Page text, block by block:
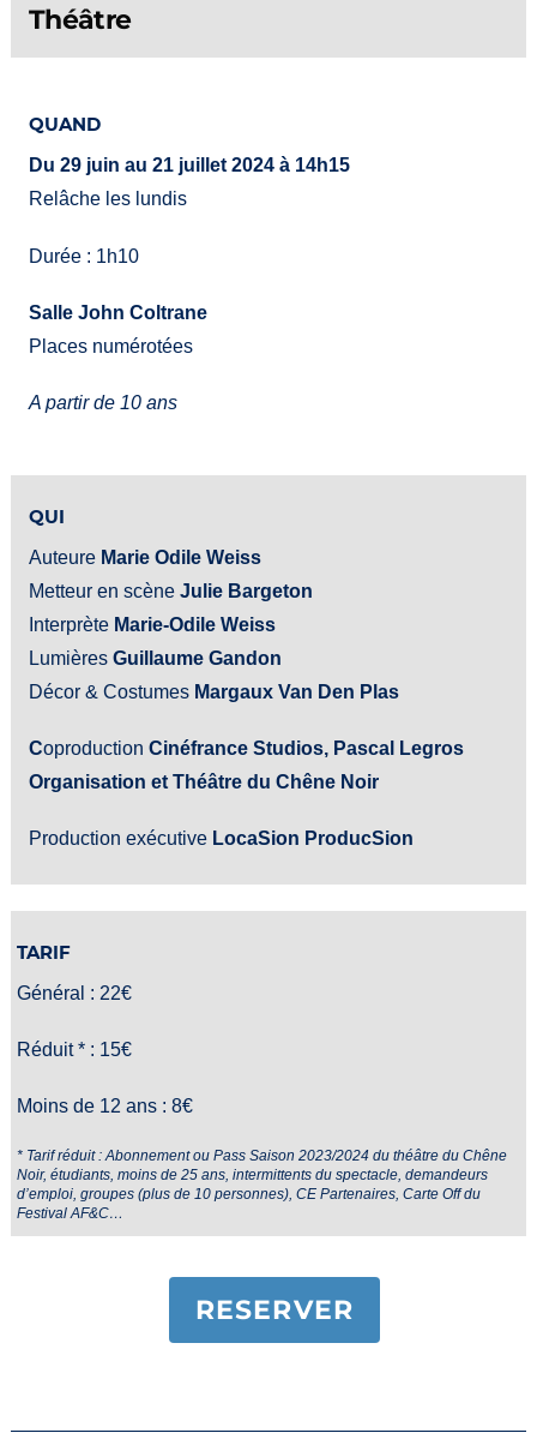
Théâtre
QUAND
Du 29 juin au 21 juillet 2024 à 14h15
Relâche les lundis
Durée : 1h10
Salle John Coltrane
Places numérotées
A partir de 10 ans
QUI
AuteureMarie Odile Weiss
Metteur en scèneJulie Bargeton
InterprèteMarie-Odile Weiss
LumièresGuillaume Gandon
Décor & CostumesMargaux Van Den Plas
Coproduction Cinéfrance Studios, Pascal Legros
Organisation et Théâtre du Chêne Noir
Production exécutiveLocaSion ProducSion
TARIF
Général : 22€
Réduit * : 15€
Moins de 12 ans : 8€
* Tarif réduit : Abonnement ou Pass Saison 2023/2024 du théâtre du Chêne
Noir, étudiants, moins de 25 ans, intermittents du spectacle, demandeurs
d’emploi, groupes (plus de 10 personnes), CE Partenaires, Carte Off du
Festival AF&C…
RESERVER